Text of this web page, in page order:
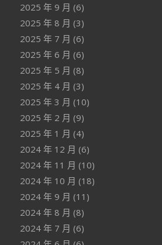
2025 年 9 月 (6)
2025 年 8 月 (3)
2025 年 7 月 (6)
2025 年 6 月 (6)
2025 年 5 月 (8)
2025 年 4 月 (3)
2025 年 3 月 (10)
2025 年 2 月 (9)
2025 年 1 月 (4)
2024 年 12 月 (6)
2024 年 11 月 (10)
2024 年 10 月 (18)
2024 年 9 月 (11)
2024 年 8 月 (8)
2024 年 7 月 (6)